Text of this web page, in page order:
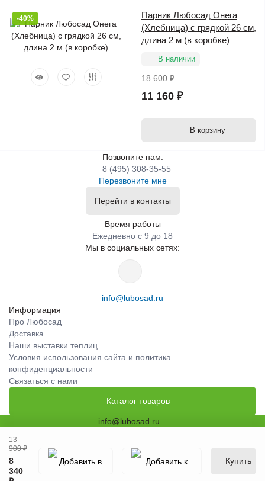
13
900 ₽
8
340
Купить
-40%
Парник Любосад Онега
(Хлебница) с грядкой 26 см,
длина 2 м (в коробке)
В наличии
18 600 ₽
11 160 ₽
В корзину
Позвоните нам:
8 (495) 308-35-55
Перезвоните мне
Перейти в контакты
Время работы
Ежедневно с 9 до 18
Мы в социальных сетях:
info@lubosad.ru
Информация
Про Любосад
Доставка
Наши выставки теплиц
Условия использования сайта и политика
конфиденциальности
Связаться с нами
Каталог товаров
info@lubosad.ru